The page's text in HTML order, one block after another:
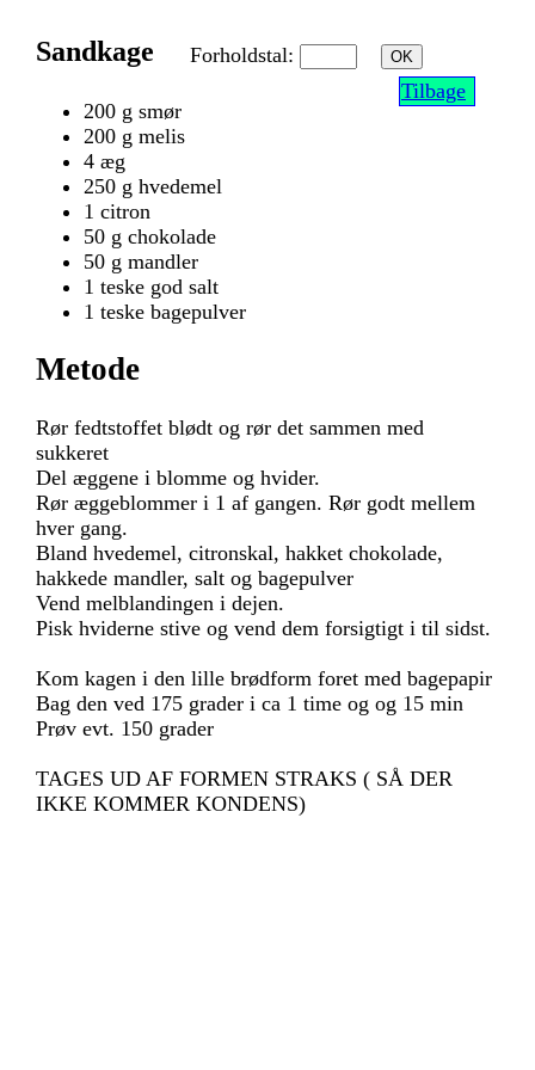
Sandkage Forholdstal: OK
Tilbage
200 g smør
200 g melis
4 æg
250 g hvedemel
1 citron
50 g chokolade
50 g mandler
1 teske god salt
1 teske bagepulver
Metode
Rør fedtstoffet blødt og rør det sammen med
sukkeret
Del æggene i blomme og hvider.
Rør æggeblommer i 1 af gangen. Rør godt mellem
hver gang.
Bland hvedemel, citronskal, hakket chokolade,
hakkede mandler, salt og bagepulver
Vend melblandingen i dejen.
Pisk hviderne stive og vend dem forsigtigt i til sidst.
Kom kagen i den lille brødform foret med bagepapir
Bag den ved 175 grader i ca 1 time og og 15 min
Prøv evt. 150 grader
TAGES UD AF FORMEN STRAKS ( SÅ DER
IKKE KOMMER KONDENS)